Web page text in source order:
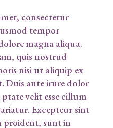
consectetur
tempor
magna aliqua.
quis nostrud
nisi ut aliquip ex
Duis aute irure dolor
velit esse cillum
Excepteur sint
proident, sunt in